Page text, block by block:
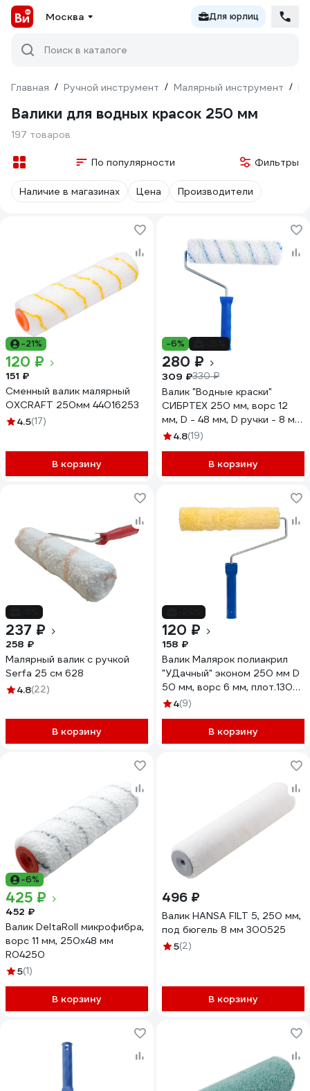
Москва Для юрлиц
Поиск в каталоге
Главная / Ручной инструмент / Малярный инструмент /
Валики для водных красок 250 мм
197 товаров
По популярности Фильтры
Наличие в магазинах Цена Производители
-21%
120 ₽
151 ₽
Сменный валик малярный
OXCRAFT 250мм 44016253
4.5(17)
В корзину
-6%
280 ₽
309 ₽330 ₽
Валик "Водные краски"
СИБРТЕХ 250 мм, ворс 12
мм, D - 48 мм, D ручки - 8 мм,
полиэстер 80137
4.8(19)
В корзину
237 ₽
258 ₽
Малярный валик с ручкой
Serfa 25 см 628
4.8(22)
В корзину
120 ₽
158 ₽
Валик Малярок полиакрил
"УДачный" эконом 250 мм D
50 мм, ворс 6 мм, плот.130
гр/м2, ручка 6 мм шплинт ""
4(9)
В корзину
-6%
425 ₽
452 ₽
Валик DeltaRoll микрофибра,
ворс 11 мм, 250х48 мм
R04250
5(1)
В корзину
496 ₽
Валик HANSA FILT 5, 250 мм,
под бюгель 8 мм 300525
5(2)
В корзину